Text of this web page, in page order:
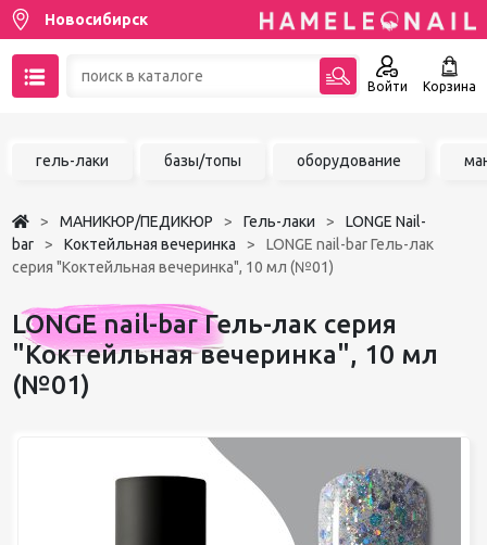
Новосибирск
Войти Корзина
Чат в MAX
Избранное
гель-лаки базы/топы оборудование
МАНИКЮР/ПЕДИКЮР Гель-лаки
LONGE Nail-
bar
Коктейльная вечеринка
LONGE nail-bar Гель-лак
серия "Коктейльная вечеринка", 10 мл (№01)
LONGE nail-bar Гель-лак серия
"Коктейльная вечеринка", 10 мл
(№01)